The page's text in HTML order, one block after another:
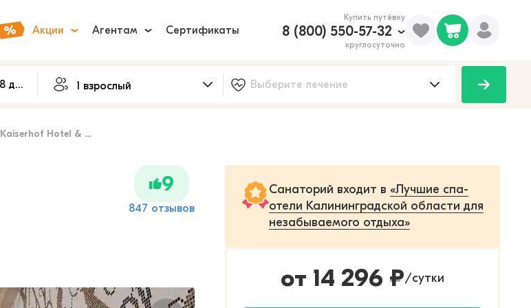
Акции Агентам Сертификаты
Купить путёвку
8 (800) 550-57-32
круглосуточно
Kaiserhof Hotel & Spa
9
847 отзывов
Санаторий входит в «Лучшие спа-
отели Калининградской области для
незабываемого отдыха»
от 14 296 ₽/сутки